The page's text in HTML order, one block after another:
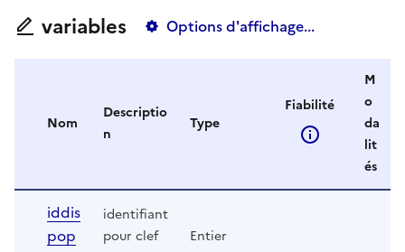
variables Options d'affichage...
Nom
Descriptio
n
Type
Fiabilité
M
o
da
lit
és
iddis
pop
identifiant
pour clef
Entier